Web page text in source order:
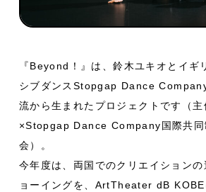
『Beyond！』は、鈴木ユキオとイギ
シブダンスStopgap Dance
流から生まれたプロジェクトです（主
×Stopgap Dance Company国際共同
会）。
今年度は、両国でのクリエイション
ョーイングを、ArtTheater dB